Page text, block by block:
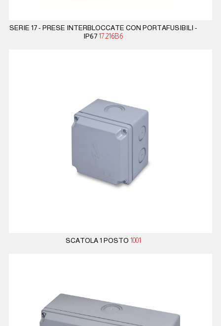
SERIE 17 - PRESE INTERBLOCCATE CON PORTAFUSIBILI -
IP67 17.216B6
SCATOLA 1 POSTO 1001